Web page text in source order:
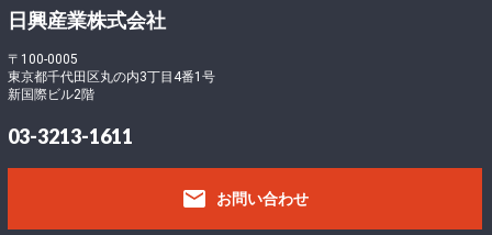
ー
ド
フ
ァ
イ
ル
サ
イ
399.54 KB
-
5
9
0
6
日興産業株式会社
〒100-0005
東京都千代田区丸の内3丁目4番1号
新国際ビル2階
03-3213-1611
email お問い合わせ